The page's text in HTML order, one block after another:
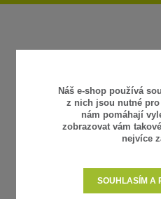
Náš e-shop používá
z nich jsou nutné
nám pomáhají
zobrazovat vám
nejvíce
SOUHLASÍM A